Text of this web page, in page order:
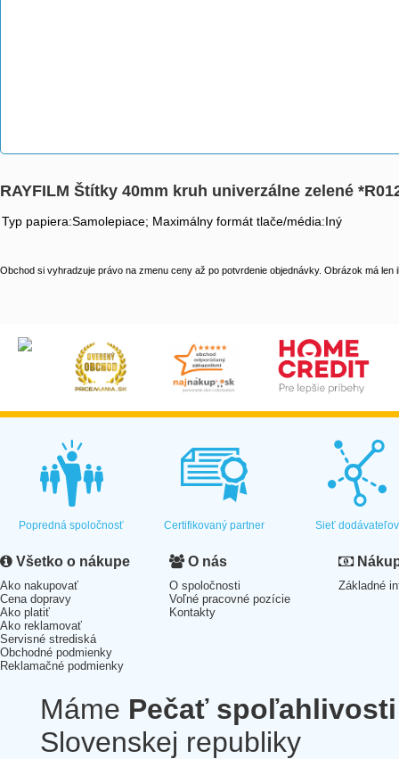
RAYFILM Štítky 40mm kruh univerzálne zelené
Typ papiera:Samolepiace; Maximálny formát tlače/média:Iný
Obchod si vyhradzuje právo na zmenu ceny až po potvrdenie objednávky. Obrázok má len
Popredná spoločnosť Certifikovaný partner Sieť dodávateľov
Všetko o nákupe
Ako nakupovať
Cena dopravy
Ako platiť
Ako reklamovať
Servisné strediská
Obchodné podmienky
Reklamačné podmienky
O nás
O spoločnosti
Voľné pracovné pozície
Kontakty
Základné
Máme Pečať spoľahlivosti
Slovenskej republiky